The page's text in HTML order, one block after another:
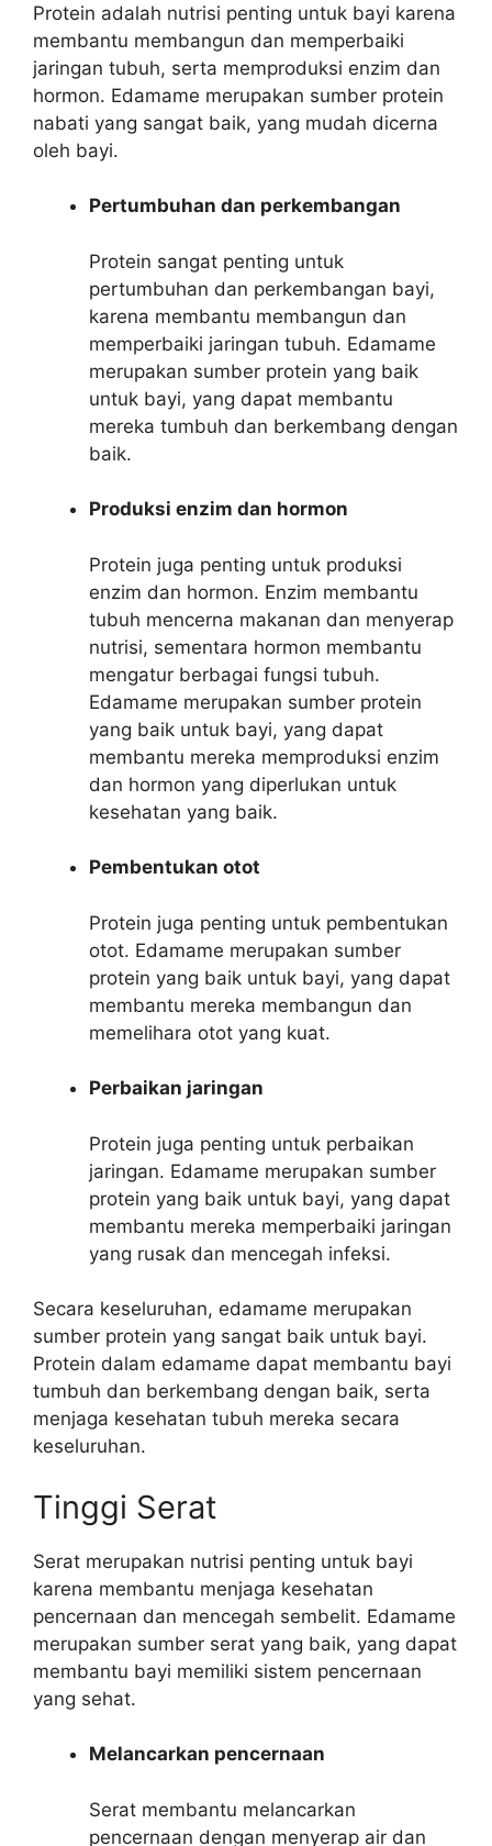
Protein adalah nutrisi penting untuk bayi karena
membantu membangun dan memperbaiki
jaringan tubuh, serta memproduksi enzim dan
hormon. Edamame merupakan sumber protein
nabati yang sangat baik, yang mudah dicerna
oleh bayi.
Pertumbuhan dan perkembangan
Protein sangat penting untuk
pertumbuhan dan perkembangan bayi,
karena membantu membangun dan
memperbaiki jaringan tubuh. Edamame
merupakan sumber protein yang baik
untuk bayi, yang dapat membantu
mereka tumbuh dan berkembang dengan
baik.
Produksi enzim dan hormon
Protein juga penting untuk produksi
enzim dan hormon. Enzim membantu
tubuh mencerna makanan dan menyerap
nutrisi, sementara hormon membantu
mengatur berbagai fungsi tubuh.
Edamame merupakan sumber protein
yang baik untuk bayi, yang dapat
membantu mereka memproduksi enzim
dan hormon yang diperlukan untuk
kesehatan yang baik.
Pembentukan otot
Protein juga penting untuk pembentukan
otot. Edamame merupakan sumber
protein yang baik untuk bayi, yang dapat
membantu mereka membangun dan
memelihara otot yang kuat.
Perbaikan jaringan
Protein juga penting untuk perbaikan
jaringan. Edamame merupakan sumber
protein yang baik untuk bayi, yang dapat
membantu mereka memperbaiki jaringan
yang rusak dan mencegah infeksi.
Secara keseluruhan, edamame merupakan
sumber protein yang sangat baik untuk bayi.
Protein dalam edamame dapat membantu bayi
tumbuh dan berkembang dengan baik, serta
menjaga kesehatan tubuh mereka secara
keseluruhan.
Tinggi Serat
Serat merupakan nutrisi penting untuk bayi
karena membantu menjaga kesehatan
pencernaan dan mencegah sembelit. Edamame
merupakan sumber serat yang baik, yang dapat
membantu bayi memiliki sistem pencernaan
yang sehat.
Melancarkan pencernaan
Serat membantu melancarkan
pencernaan dengan menyerap air dan